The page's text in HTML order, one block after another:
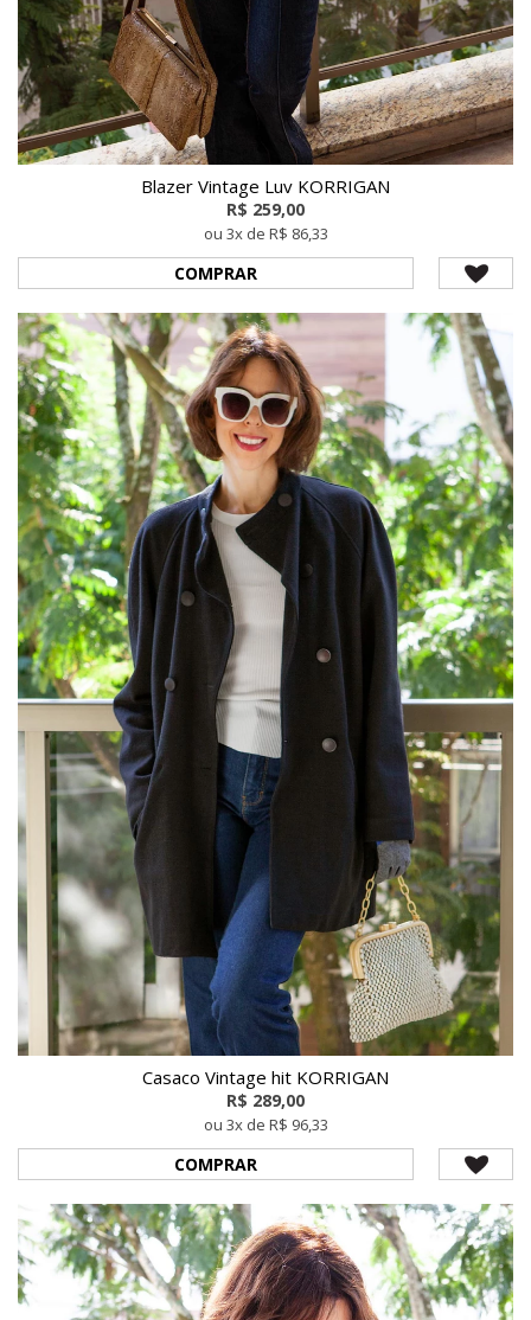
Blazer Vintage Luv KORRIGAN
R$ 259,00
ou 3x de R$ 86,33
COMPRAR
Casaco Vintage hit KORRIGAN
R$ 289,00
ou 3x de R$ 96,33
COMPRAR